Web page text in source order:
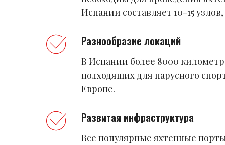
Испании составляет 10-15
Разнообразие локаций
В Испании более 8000
подходящих для парусного
Европе.
Развитая инфраструктура
Все популярные яхтенные